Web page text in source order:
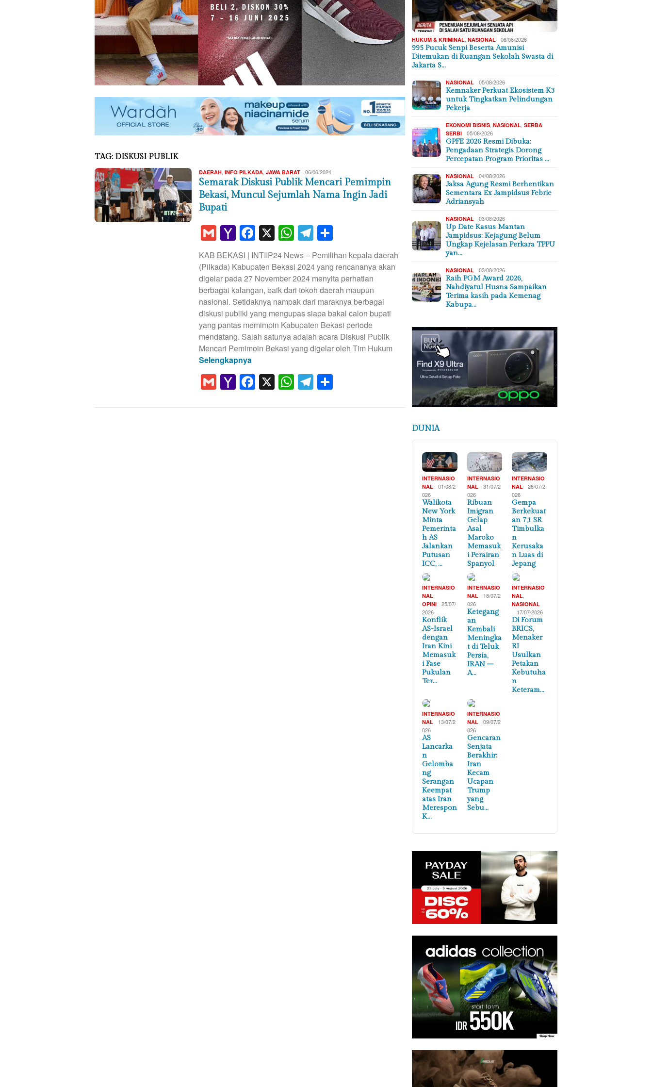
TAG: DISKUSI PUBLIK
DAERAH, INFO PILKADA, JAWA BARATRedaksi
06/06/2024
Semarak Diskusi Publik Mencari Pemimpin
Bekasi, Muncul Sejumlah Nama Ingin Jadi
Bupati
GmailYahoo
Mail
Facebook
X WhatsApp
Telegram
KAB BEKASI | INTIIP24 News – Pemilihan kepala daerah
(Pilkada) Kabupaten Bekasi 2024 yang rencananya akan
digelar pada 27 November 2024 menyita perhatian
berbagai kalangan, baik dari tokoh daerah maupun
nasional. Setidaknya nampak dari maraknya berbagai
diskusi publikl yang mengupas siapa bakal calon bupati
yang pantas memimpin Kabupaten Bekasi periode
mendatang. Salah satunya adalah acara Diskusi Publik
Mencari Pemimoin Bekasi yang digelar oleh Tim Hukum
Selengkapnya
GmailYahoo
Mail
Facebook
X WhatsApp
Telegram
HUKUM & KRIMINAL ,NASIONAL 06/08/2026
995 Pucuk Senpi Beserta Amunisi
Ditemukan di Ruangan Sekolah Swasta di
Jakarta S…
NASIONAL 05/08/2026
Kemnaker Perkuat Ekosistem K3
untuk Tingkatkan Pelindungan
Pekerja
EKONOMI BISNIS ,NASIONAL ,SERBA
SERBI
05/08/2026
GPFE 2026 Resmi Dibuka:
Pengadaan Strategis Dorong
Percepatan Program Prioritas …
NASIONAL 04/08/2026
Jaksa Agung Resmi Berhentikan
Sementara Ex Jampidsus Febrie
Adriansyah
NASIONAL 03/08/2026
Up Date Kasus Mantan
Jampidsus: Kejagung Belum
Ungkap Kejelasan Perkara TPPU
yan…
NASIONAL 03/08/2026
Raih PGM Award 2026,
Nahdiyatul Husna Sampaikan
Terima kasih pada Kemenag
Kabupa…
DUNIA
INTERNASIO
NAL
01/08/2
026
Walikota
New York
Minta
Pemerinta
h AS
Jalankan
Putusan
ICC, …
INTERNASIO
NAL
31/07/2
026
Ribuan
Imigran
Gelap
Asal
Maroko
Memasuk
i Perairan
Spanyol
INTERNASIO
NAL
28/07/2
026
Gempa
Berkekuat
an 7,1 SR
Timbulka
n
Kerusaka
n Luas di
Jepang
INTERNASIO
NAL,
OPINI
25/07/
2026
Konflik
AS-Israel
dengan
Iran Kini
Memasuk
i Fase
Pukulan
Ter…
INTERNASIO
NAL
18/07/2
026
Ketegang
an
Kembali
Meningka
t di Teluk
Persia,
IRAN –
A…
INTERNASIO
NAL,
NASIONAL
17/07/2026
Di Forum
BRICS,
Menaker
RI
Usulkan
Petakan
Kebutuha
n
Keteram…
INTERNASIO
NAL
13/07/2
026
AS
Lancarka
n
Gelomba
ng
Serangan
Keempat
atas Iran
Merespon
K…
INTERNASIO
NAL
09/07/2
026
Gencaran
Senjata
Berakhir:
Iran
Kecam
Ucapan
Trump
yang
Sebu…